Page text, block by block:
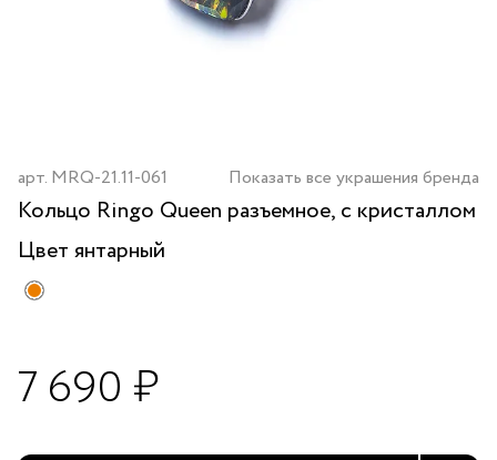
арт. MRQ-21.11-061 Показать все украшения бренда
Кольцо Ringo Queen разъемное, с кристаллом
Цвет янтарный
7 690 ₽